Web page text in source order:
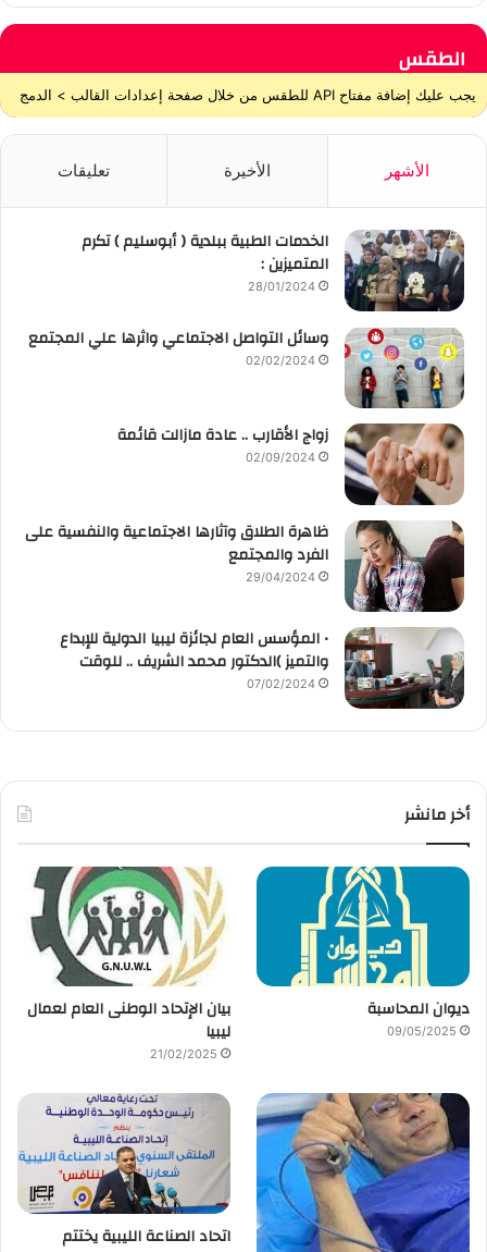
الطقس
يجب عليك إضافة مفتاح API للطقس من خلال صفحة إعدادات القالب > الدمج
الأشهر الأخيرة تعليقات
الخدمات الطبية ببلدية ( أبوسليم ) تكرم
المتميزين :
28/01/2024
وسائل التواصل الاجتماعي واثرها علي المجتمع
02/02/2024
زواج الأقارب .. عادة مازالت قائمة
02/09/2024
ظاهرة الطلاق وآثارها الاجتماعية والنفسية على
الفرد والمجتمع
29/04/2024
• المؤسس العام لجائزة ليبيا الدولية للإبداع
والتميز )الدكتور محمد الشريف .. للوقت
07/02/2024
أخر مانشر
ديوان المحاسبة
09/05/2025
بيان الإتحاد الوطنى العام لعمال
ليبيا
21/02/2025
اتحاد الصناعة الليبية يختتم